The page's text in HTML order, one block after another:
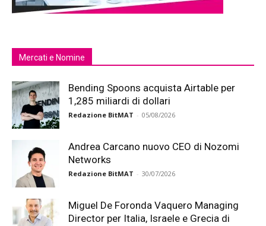
Mercati e Nomine
Bending Spoons acquista Airtable per
1,285 miliardi di dollari
Redazione BitMAT - 05/08/2026
Andrea Carcano nuovo CEO di Nozomi
Networks
Redazione BitMAT - 30/07/2026
Miguel De Foronda Vaquero Managing
Director per Italia, Israele e Grecia di